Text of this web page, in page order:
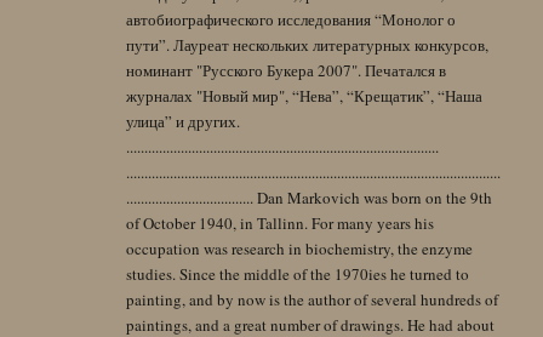
автобиографического исследования “Монолог о
пути”. Лауреат нескольких литературных конкурсов,
номинант "Русского Букера 2007". Печатался в
журналах "Новый мир", “Нева”, “Крещатик”, “Наша
улица” и других.
......................................................................................
.......................................................................................................
................................... Dan Markovich was born on the 9th
of October 1940, in Tallinn. For many years his
occupation was research in biochemistry, the enzyme
studies. Since the middle of the 1970ies he turned to
painting, and by now is the author of several hundreds of
paintings, and a great number of drawings. He had about